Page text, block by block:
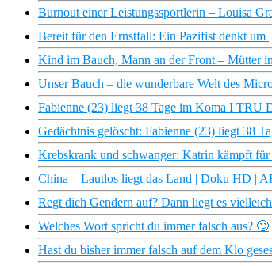
Burnout einer Leistungssportlerin – Louisa
Bereit für den Ernstfall: Ein Pazifist denkt um
Kind im Bauch, Mann an der Front – Mütter
Unser Bauch – die wunderbare Welt des
Fabienne (23) liegt 38 Tage im Koma I TRU
Gedächtnis gelöscht: Fabienne (23) liegt 38
Krebskrank und schwanger: Katrin kämpft
China – Lautlos liegt das Land | Doku HD |
Regt dich Gendern auf? Dann liegt es
Welches Wort spricht du immer falsch aus? 🙄
Hast du bisher immer falsch auf dem Klo